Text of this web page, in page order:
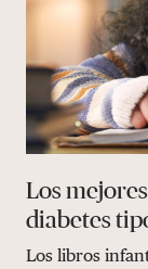
Los
diabetes
Los libros